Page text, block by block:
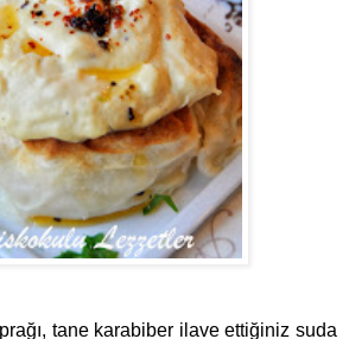
tane karabiber ilave ettiğiniz suda